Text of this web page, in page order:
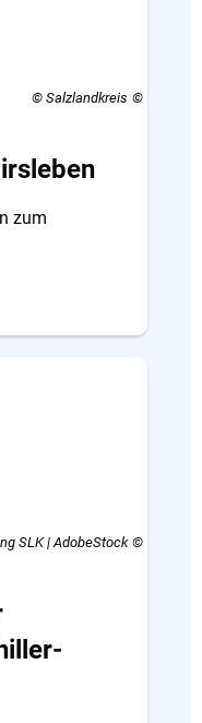
© Salzlandkreis
zum
SLK | AdobeStock